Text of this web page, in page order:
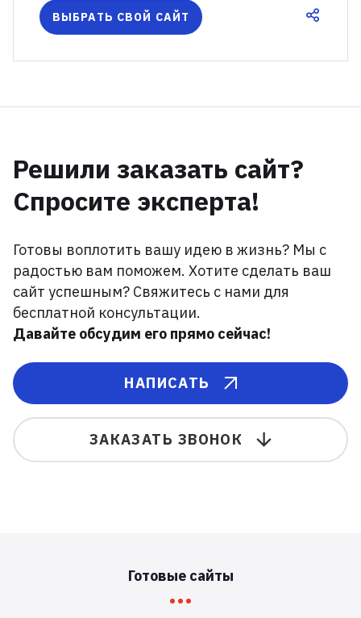
ВЫБРАТЬ СВОЙ САЙТ
Решили заказать сайт?
Спросите эксперта!
Готовы воплотить вашу идею в жизнь? Мы с
радостью вам поможем. Хотите сделать ваш
сайт успешным? Свяжитесь с нами для
бесплатной консультации.
Давайте обсудим его прямо сейчас!
НАПИСАТЬ
ЗАКАЗАТЬ ЗВОНОК
Готовые сайты